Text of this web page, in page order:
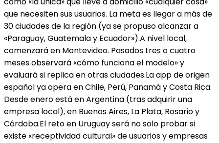
que necesiten sus usuarios. La meta es llegar a más de
30 ciudades de la región (ya se propuso alcanzar a
«Paraguay, Guatemala y Ecuador»).A nivel local,
comenzará en Montevideo. Pasados tres o cuatro
meses observará «cómo funciona el modelo» y
evaluará si replica en otras ciudades.La app de origen
español ya opera en Chile, Perú, Panamá y Costa Rica.
Desde enero está en Argentina (tras adquirir una
empresa local), en Buenos Aires, La Plata, Rosario y
Córdoba.El reto en Uruguay será no solo probar si
existe «receptividad cultural» de usuarios y empresas